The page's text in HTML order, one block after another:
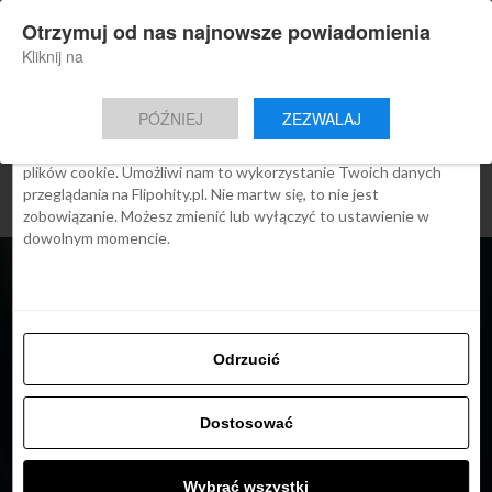
Nowa aplikacja Flipohity
Aktualne wiadomości, artykuły, TOP
Instalacja
ARTYKUŁY
Zgoda Szczegóły O cookies
Ta strona używa plików cookies
We Flipo robimy wszystko, aby pokazać Ci tylko te treści, które
plików cookie. Umożliwi nam to wykorzystanie Twoich danych
przeglądania na Flipohity.pl. Nie martw się, to nie jest
zobowiązanie. Możesz zmienić lub wyłączyć to ustawienie w
dowolnym momencie.
Odrzucić
Dostosować
Wybrać wszystki
Otrzymuj od nas najnowsze powiadomienia
Kliknij na
PÓŹNIEJ ZEZWALAJ